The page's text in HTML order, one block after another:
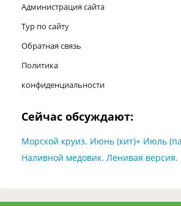
Администрация сайта
Тур по сайту
Обратная связь
Политика
конфиденциальности
Сейчас обсуждают:
Морской круиз. Июнь (кит)+ Июль
Наливной медовик. Ленивая версия.